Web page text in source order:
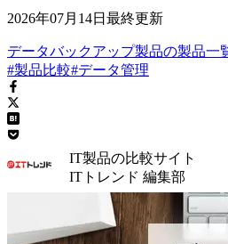
2026年07月14日 最終更新
データバックアップ製品の製品一
#製品比較#データ管理
IT製品の比較サイト
ITトレンド 編集部